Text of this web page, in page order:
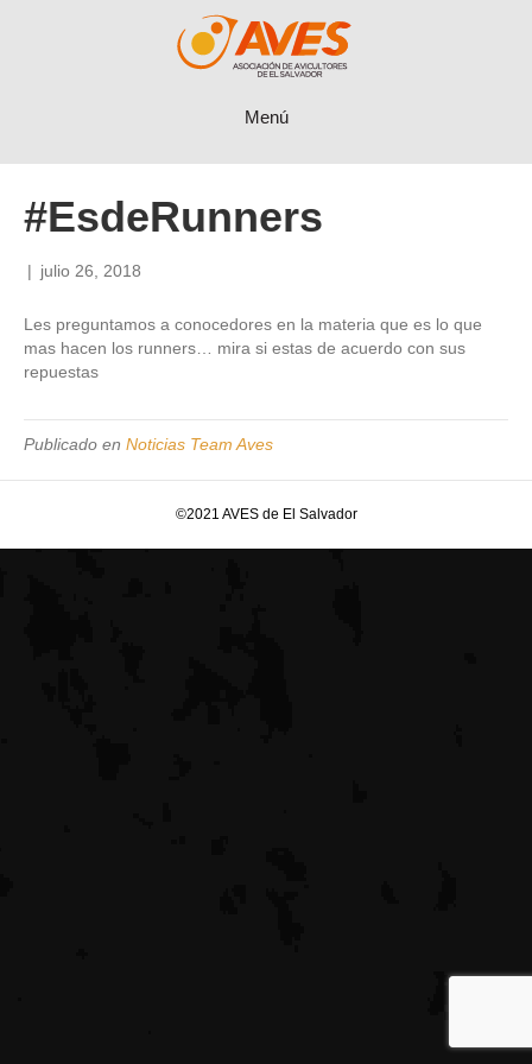
Menú
#EsdeRunners
| julio 26, 2018
Les preguntamos a conocedores en la materia que es lo que
mas hacen los runners… mira si estas de acuerdo con sus
repuestas
Publicado en Noticias Team Aves
©2021 AVES de El Salvador